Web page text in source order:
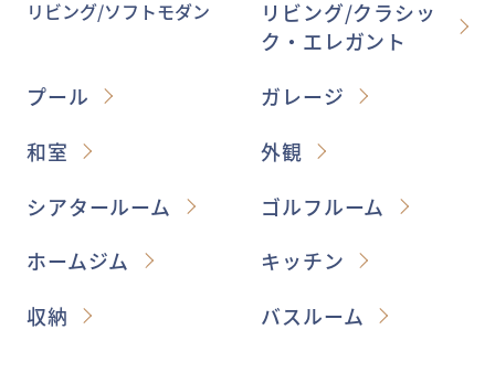
リビング/ソフトモダン
リビング/クラシッ
ク・エレガント
プール
ガレージ
和室
外観
シアタールーム
ゴルフルーム
ホームジム
キッチン
収納
バスルーム